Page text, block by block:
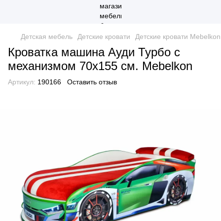
Детская мебель Детские кровати Детские кровати Mebelkon
Кроватка машина Ауди Турбо с
механизмом 70х155 см. Mebelkon
Артикул: 190166 Оставить отзыв